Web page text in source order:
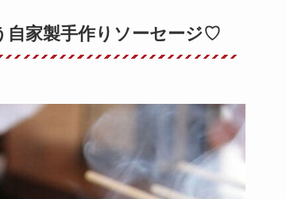
自家製手作りソーセージ♡